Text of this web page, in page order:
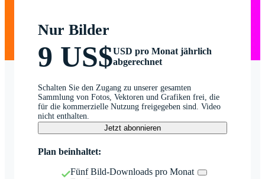
Nur Bilder
9 US$USD pro Monat jährlich
abgerechnet
Schalten Sie den Zugang zu unserer gesamten
Sammlung von Fotos, Vektoren und Grafiken frei, die
für die kommerzielle Nutzung freigegeben sind. Video
nicht enthalten.
Jetzt abonnieren
Plan beinhaltet:
Fünf Bild-Downloads pro Monat